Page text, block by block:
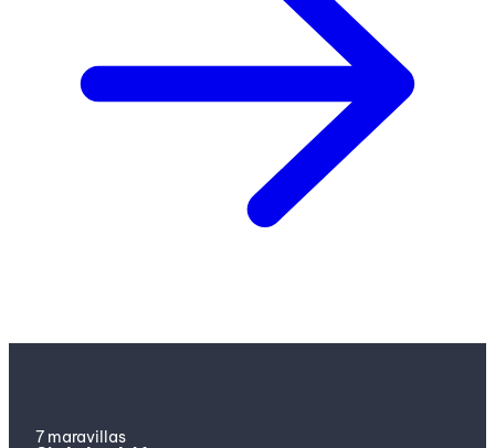
7 maravillas